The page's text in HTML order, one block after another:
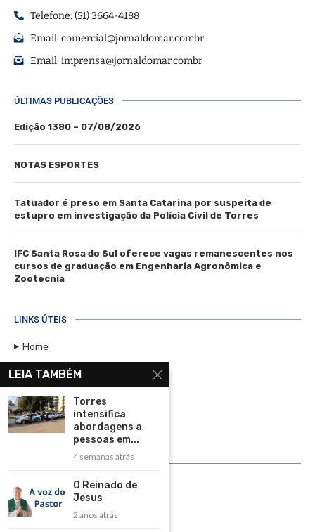
Telefone: (51) 3664-4188
Email:comercial@jornaldomar.combr
Email:imprensa@jornaldomar.combr
ÚLTIMAS PUBLICAÇÕES
Edição 1380 – 07/08/2026
NOTAS ESPORTES
Tatuador é preso em Santa Catarina por suspeita de
estupro em investigação da Polícia Civil de Torres
IFC Santa Rosa do Sul oferece vagas remanescentes nos
cursos de graduação em Engenharia Agronômica e
Zootecnia
LINKS ÚTEIS
Home
Assinar
Contato
Política de Privacidade
Rádio Maristela - Ao Vivo
ASSINE
LEIA TAMBÉM
Torres
intensifica
abordagens a
pessoas em...
4 semanas atrás
O Reinado de
Jesus
2 anos atrás